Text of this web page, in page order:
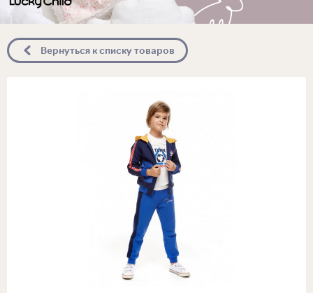
Вернуться к списку товаров